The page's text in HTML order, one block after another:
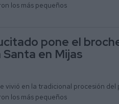
los más pequeños
pone el
en Mijas
vivió en la tradicional procesión del
los más pequeños